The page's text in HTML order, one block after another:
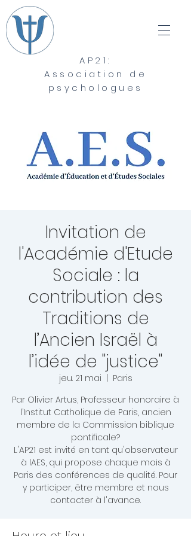
AP21:
Association de
psychologues
Invitation de
l'Académie d'Etude
Sociale : la
contribution des
Traditions de
l’Ancien Israël à
l’idée de "justice"
jeu. 21 mai
Paris
Par Olivier Artus, Professeur honoraire à
l’Institut Catholique de Paris, ancien
membre de la Commission biblique
pontificale?
L'AP21 est invité en tant qu'observateur
à lAES, qui propose chaque mois à
Paris des conférences de qualité. Pour
y participer, être membre et nous
contacter à l'avance.